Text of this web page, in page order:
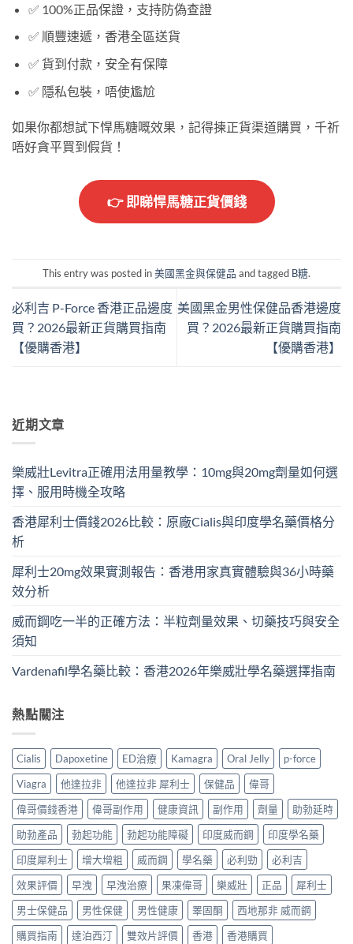
✅ 100%正品保證，支持防偽查證
✅ 順豐速遞，香港全區送貨
✅ 貨到付款，安全有保障
✅ 隱私包裝，唔使尷尬
如果你都想試下悍馬糖嘅效果，記得揀正貨渠道購買，千祈
唔好貪平買到假貨！
👉 即睇悍馬糖正貨價錢
This entry was posted in美國黑金與保健品 and tagged B糖.
必利吉 P-Force 香港正品邊度
買？2026最新正貨購買指南
【優購香港】
美國黑金男性保健品香港邊度
買？2026最新正貨購買指南
【優購香港】
近期文章
樂威壯Levitra正確用法用量教學：10mg與20mg劑量如何選
擇、服用時機全攻略
香港犀利士價錢2026比較：原廠Cialis與印度學名藥價格分
析
犀利士20mg效果實測報告：香港用家真實體驗與36小時藥
效分析
威而鋼吃一半的正確方法：半粒劑量效果、切藥技巧與安全
須知
Vardenafil學名藥比較：香港2026年樂威壯學名藥選擇指南
熱點關注
Cialis Dapoxetine ED治療 Kamagra Oral Jelly
p-force
Viagra
他達拉非 他達拉非 犀利士 保健品
偉哥
偉哥價錢香港
偉哥副作用 健康資訊 副作用 劑量
助勃延時
助勃產品
勃起功能 勃起功能障礙 印度威而鋼
印度學名藥
印度犀利士
增大增粗 威而鋼 學名藥 必利勁
必利吉
效果評價
早洩 早洩治療 果凍偉哥 樂威壯 正品
犀利士
男士保健品
男性保健 男性健康 睪固酮
西地那非 威而鋼
購買指南
達泊西汀 雙效片評價 香港 香港購買